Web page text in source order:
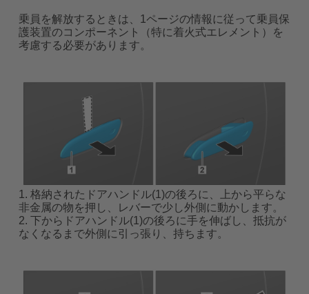
乗員を解放するときは、1ページの情報に従って乗員保
護装置のコンポーネント（特に着火式エレメント）を
考慮する必要があります。
1. 格納されたドアハンドル(1)の後ろに、上から平らな
非金属の物を押し、レバーで少し外側に動かします。
2. 下からドアハンドル(1)の後ろに手を伸ばし、抵抗が
なくなるまで外側に引っ張り、持ちます。